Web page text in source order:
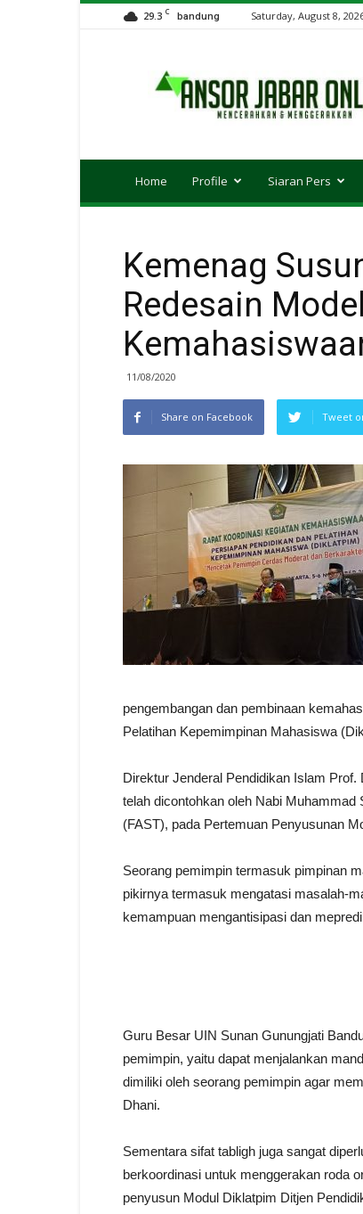
29.3 C bandung Saturday, August 8,
JABAR
Online
Home Profile Siaran Pers
Kemenag
Redesain
11/08/2020
Share on Facebook Tweet
pengembangan dan pembinaan
Pelatihan Kepemimpinan Mahasiswa
Direktur Jenderal Pendidikan Islam
telah dicontohkan oleh Nabi Muhammad
(FAST), pada Pertemuan Penyusunan
Seorang pemimpin termasuk pimpinan
pikirnya termasuk mengatasi masalah-
kemampuan mengantisipasi dan
Guru Besar UIN Sunan Gunungjati
pemimpin, yaitu dapat menjalankan
dimiliki oleh seorang pemimpin agar
Dhani.
Sementara sifat tabligh juga sangat
berkoordinasi untuk menggerakan roda
penyusun Modul Diklatpim Ditjen